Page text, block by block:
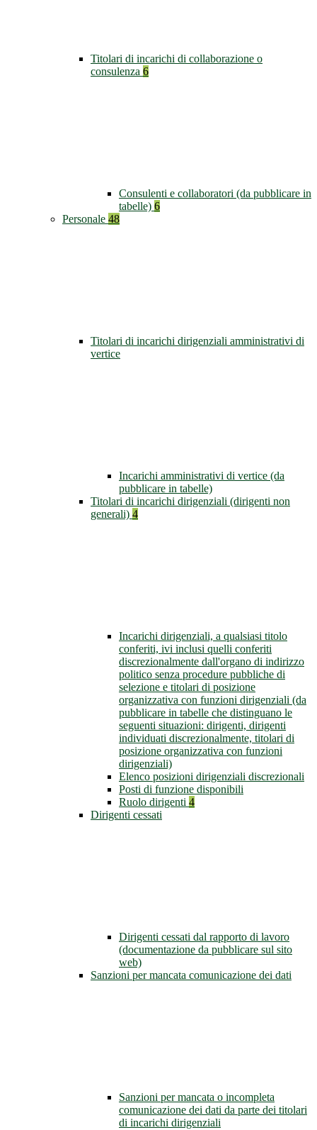
Titolari di incarichi di collaborazione o
consulenza 6
Consulenti e collaboratori (da pubblicare in
tabelle) 6
Personale 48
Titolari di incarichi dirigenziali amministrativi di
vertice
Incarichi amministrativi di vertice (da
pubblicare in tabelle)
Titolari di incarichi dirigenziali (dirigenti non
generali) 4
Incarichi dirigenziali, a qualsiasi titolo
conferiti, ivi inclusi quelli conferiti
discrezionalmente dall'organo di indirizzo
politico senza procedure pubbliche di
selezione e titolari di posizione
organizzativa con funzioni dirigenziali (da
pubblicare in tabelle che distinguano le
seguenti situazioni: dirigenti, dirigenti
individuati discrezionalmente, titolari di
posizione organizzativa con funzioni
dirigenziali)
Elenco posizioni dirigenziali discrezionali
Posti di funzione disponibili
Ruolo dirigenti 4
Dirigenti cessati
Dirigenti cessati dal rapporto di lavoro
(documentazione da pubblicare sul sito
web)
Sanzioni per mancata comunicazione dei dati
Sanzioni per mancata o incompleta
comunicazione dei dati da parte dei titolari
di incarichi dirigenziali